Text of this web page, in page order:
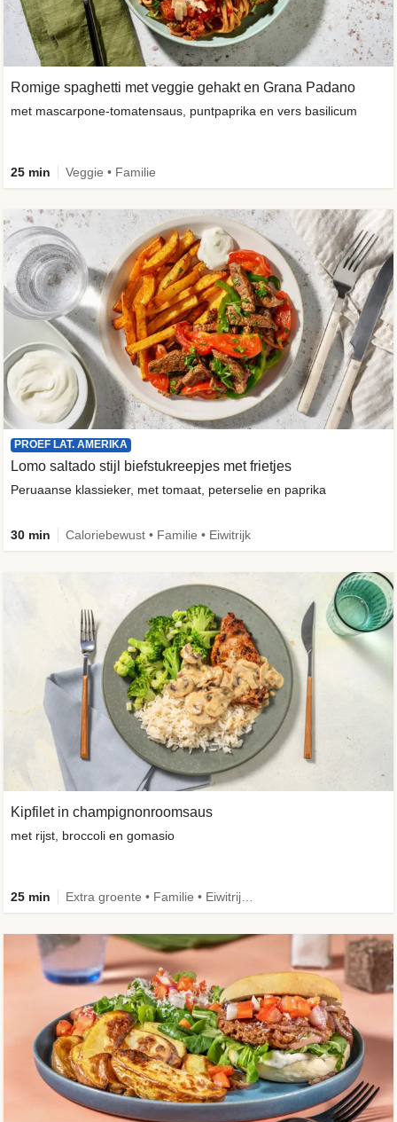
Kipfilet in champignonroomsaus
met rijst, broccoli en gomasio
25 min
Romige spaghetti met veggie gehakt en Grana Padano
met mascarpone-tomatensaus, puntpaprika en vers basilicum
25 min Veggie • Familie
PROEF LAT. AMERIKA
Lomo saltado stijl biefstukreepjes met frietjes
Peruaanse klassieker, met tomaat, peterselie en paprika
30 min Caloriebewust • Familie • Eiwitrijk